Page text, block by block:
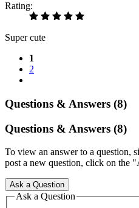
Rating:
Super cute
1
2
Questions & Answers (8)
Questions & Answers (8)
To view an answer to a question,
post a new question, click on the
Ask a Question
Ask a Question